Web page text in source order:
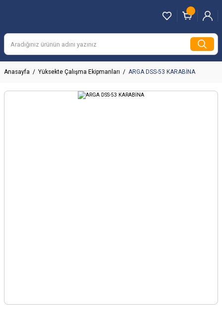
Anasayfa Yüksekte Çalışma Ekipmanları ARGA DSS-53 KARABİNA